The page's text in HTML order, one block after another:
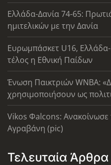
Ελλάδα-Δανία 74-65:
ημιτελικών με την Δανία
Ευρωμπάσκετ U16,
τέλος η Εθνική Παίδων
Ένωση Παικτριών WNBA:
χρησιμοποιήσουν ως
Vikos Φalcons:
Αγραβάνη (pic)
Τελευταία Άρθρα